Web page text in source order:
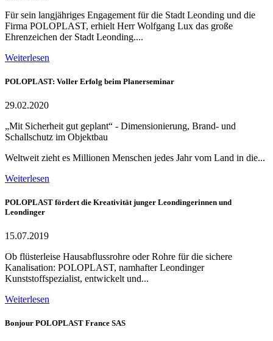
Für sein langjähriges Engagement für die Stadt Leonding und die
Firma POLOPLAST, erhielt Herr Wolfgang Lux das große
Ehrenzeichen der Stadt Leonding....
Weiterlesen
POLOPLAST: Voller Erfolg beim Planerseminar
29.02.2020
„Mit Sicherheit gut geplant“ - Dimensionierung, Brand- und
Schallschutz im Objektbau
Weltweit zieht es Millionen Menschen jedes Jahr vom Land in die...
Weiterlesen
POLOPLAST fördert die Kreativität junger Leondingerinnen und
Leondinger
15.07.2019
Ob flüsterleise Hausabflussrohre oder Rohre für die sichere
Kanalisation: POLOPLAST, namhafter Leondinger
Kunststoffspezialist, entwickelt und...
Weiterlesen
Bonjour POLOPLAST France SAS